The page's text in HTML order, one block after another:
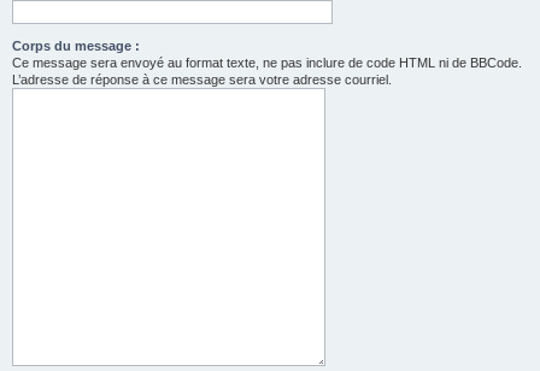
Corps du message :
Ce message sera envoyé au format texte, ne pas inclure de code HTML ni de BBCode.
L’adresse de réponse à ce message sera votre adresse courriel.